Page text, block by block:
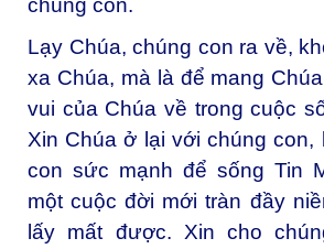
chúng con.
Lạy Chúa, chúng con ra về,
xa Chúa, mà là để mang
vui của Chúa về trong cuộc
Xin Chúa ở lại với chúng con,
con sức mạnh để sống Tin
một cuộc đời mới tràn đầy
lấy mất được. Xin cho